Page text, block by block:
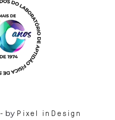
- by Pixel inDesign